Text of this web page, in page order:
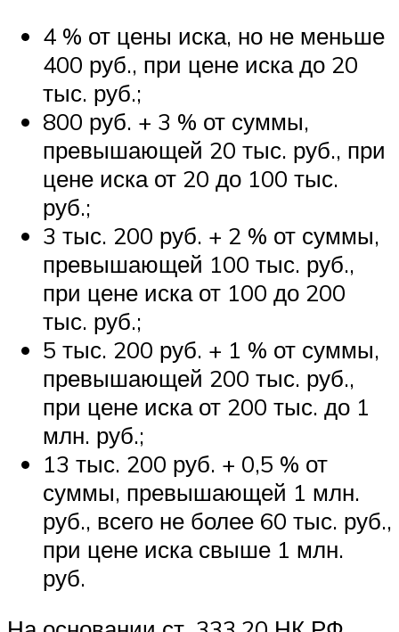
4 % от цены иска, но не меньше
400 руб., при цене иска до 20
тыс. руб.;
800 руб. + 3 % от суммы,
превышающей 20 тыс. руб., при
цене иска от 20 до 100 тыс.
руб.;
3 тыс. 200 руб. + 2 % от суммы,
превышающей 100 тыс. руб.,
при цене иска от 100 до 200
тыс. руб.;
5 тыс. 200 руб. + 1 % от суммы,
превышающей 200 тыс. руб.,
при цене иска от 200 тыс. до 1
млн. руб.;
13 тыс. 200 руб. + 0,5 % от
суммы, превышающей 1 млн.
руб., всего не более 60 тыс. руб.,
при цене иска свыше 1 млн.
руб.